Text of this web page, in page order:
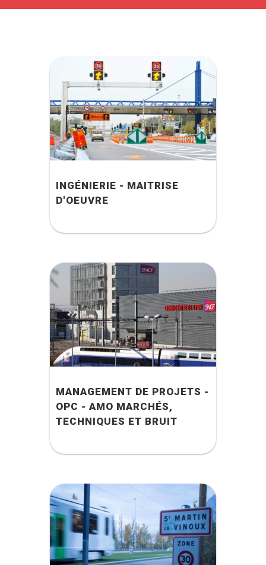
INGÉNIERIE - MAITRISE
D'OEUVRE
MANAGEMENT DE PROJETS -
OPC - AMO MARCHÉS,
TECHNIQUES ET BRUIT